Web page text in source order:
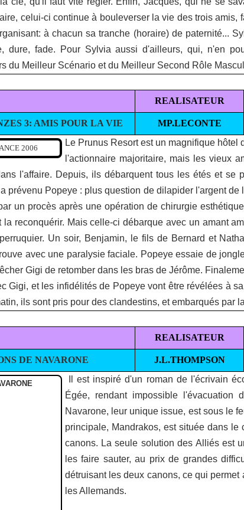
celui-ci continue à bouleverser la vie des trois
à chacun sa tranche (horaire) de paternité...
dure, fade. Pour Sylvia aussi d'ailleurs, qui, n'en
du Meilleur Scénario et du Meilleur Second Rôle
REALISATEUR
3: AMIS POUR LA VIE MP.LECONTE
Le Prunus Resort est un magnifique
l'actionnaire majoritaire, mais les vieux
l'affaire. Depuis, ils débarquent tous les étés et
prévenu Popeye : plus question de dilapider l'argent
un procès après une opération de chirurgie
la reconquérir. Mais celle-ci débarque avec un amant
Un soir, Benjamin, le fils de Bernard et
avec une paralysie faciale. Popeye essaie de
Gigi de retomber dans les bras de Jérôme.
Gigi, et les infidélités de Popeye vont être révélées à
ils sont pris pour des clandestins, et embarqués par
REALISATEUR
DE NAVARONE J.L.THOMPSON
Il est inspiré d'un roman de l'écrivain
Égée, rendant impossible
Navarone, leur unique issue, est sous le
principale, Mandrakos, est située dans
canons. La seule solution des Alliés est
les faire sauter, au prix de grandes
détruisant les deux canons, ce qui
les Allemands.